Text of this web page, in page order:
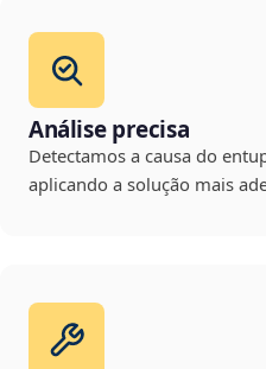
Análise precisa
Detectamos a causa do
aplicando a solução mais